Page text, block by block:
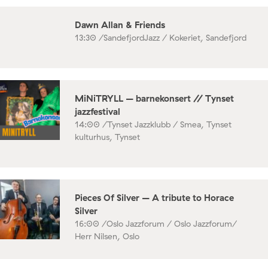
Dawn Allan & Friends
13:30 /SandefjordJazz / Kokeriet, Sandefjord
MiNiTRYLL – barnekonsert // Tynset
jazzfestival
14:00 /Tynset Jazzklubb / Smea, Tynset
kulturhus, Tynset
Pieces Of Silver – A tribute to Horace
Silver
16:00 /Oslo Jazzforum / Oslo Jazzforum/
Herr Nilsen, Oslo